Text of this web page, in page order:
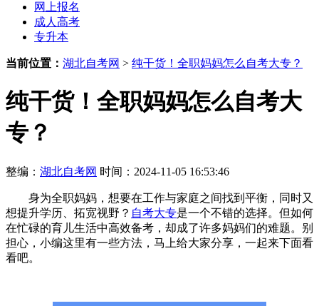
网上报名
成人高考
专升本
当前位置： 湖北自考网 > 纯干货！全职妈妈怎么自考大专？
纯干货！全职妈妈怎么自考大
专？
整编： 湖北自考网 时间：2024-11-05 16:53:46
身为全职妈妈，想要在工作与家庭之间找到平衡，同时又
想提升学历、拓宽视野？ 自考大专是一个不错的选择。但如何
在忙碌的育儿生活中高效备考，却成了许多妈妈们的难题。别
担心，小编这里有一些方法，马上给大家分享，一起来下面看
看吧。